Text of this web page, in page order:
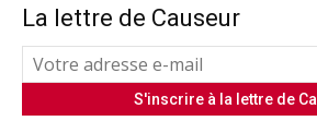
La lettre de Causeur